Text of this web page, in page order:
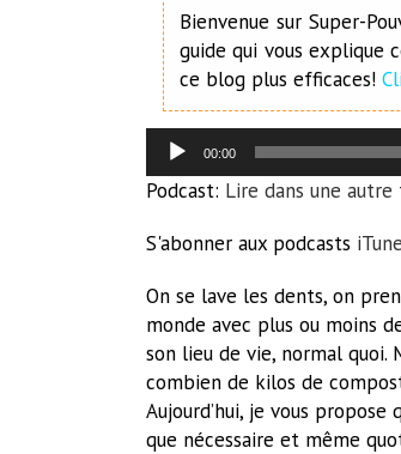
Bienvenue sur Super-
guide qui vous explique
ce blog plus efficaces!
Lecteur
audio
00:00
Podcast: Lire dans une
S'abonner aux podcasts
On se lave les dents, on
monde avec plus ou moins
son lieu de vie, normal quoi.
combien de kilos de
Aujourd’hui, je vous
que nécessaire et même